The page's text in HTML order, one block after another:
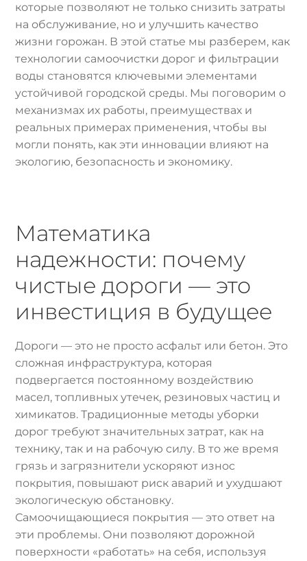
которые позволяют не только снизить затраты
на обслуживание, но и улучшить качество
жизни горожан. В этой статье мы разберем, как
технологии самоочистки дорог и фильтрации
воды становятся ключевыми элементами
устойчивой городской среды. Мы поговорим о
механизмах их работы, преимуществах и
реальных примерах применения, чтобы вы
могли понять, как эти инновации влияют на
экологию, безопасность и экономику.
Математика
надежности: почему
чистые дороги — это
инвестиция в будущее
Дороги — это не просто асфальт или бетон. Это
сложная инфраструктура, которая
подвергается постоянному воздействию
масел, топливных утечек, резиновых частиц и
химикатов. Традиционные методы уборки
дорог требуют значительных затрат, как на
технику, так и на рабочую силу. В то же время
грязь и загрязнители ускоряют износ
покрытия, повышают риск аварий и ухудшают
экологическую обстановку.
Самоочищающиеся покрытия — это ответ на
эти проблемы. Они позволяют дорожной
поверхности «работать» на себя, используя